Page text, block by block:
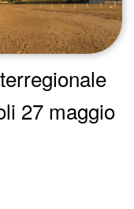
27 maggio